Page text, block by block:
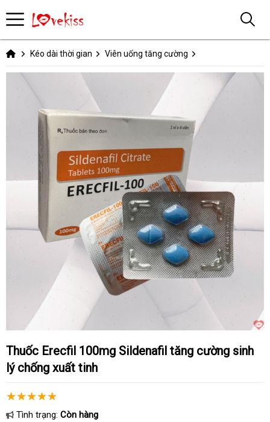
Kéo dài thời gian Viên uống tăng cường
Thuốc Erecfil 100mg Sildenafil tăng cường sinh
lý chống xuất tinh
Tình trạng: Còn hàng